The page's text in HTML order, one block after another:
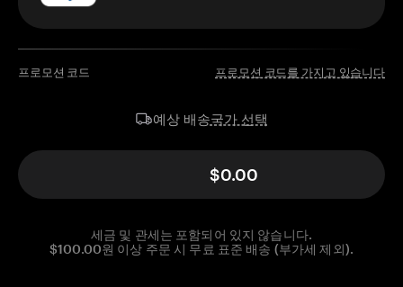
프로모션 코드 프로모션 코드를 가지고 있습니다
예상 배송국가 선택
$0.00
세금 및 관세는 포함되어 있지 않습니다.
$100.00원 이상 주문 시 무료 표준 배송 (부가세 제외).